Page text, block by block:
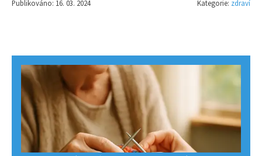
Publikováno: 16. 03. 2024 Kategorie: zdraví